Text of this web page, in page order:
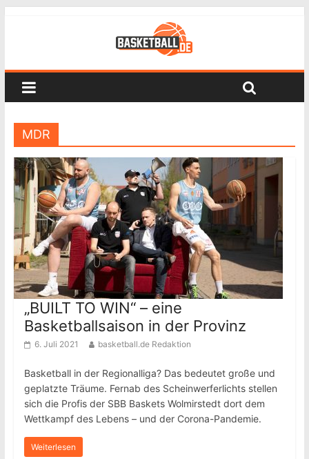
MDR
„BUILT TO WIN“ – eine
Basketballsaison in der Provinz
6. Juli 2021 basketball.de Redaktion
Basketball in der Regionalliga? Das bedeutet große und
geplatzte Träume. Fernab des Scheinwerferlichts stellen
sich die Profis der SBB Baskets Wolmirstedt dort dem
Wettkampf des Lebens – und der Corona-Pandemie.
Weiterlesen